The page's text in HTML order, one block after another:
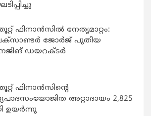
ഫിനാൻസിൽ നേതൃമാറ്റം:
ജോർജ് പുതിയ
ഡയറക്ടർ
ഫിനാൻസിന്റെ
അറ്റാദായം 2,825
ഉയർന്നു